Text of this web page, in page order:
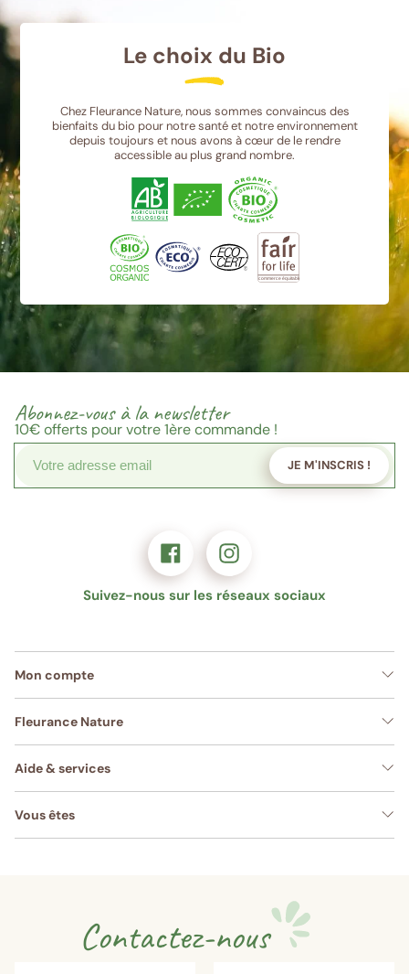
Le choix du Bio
Chez Fleurance Nature, nous sommes convaincus des
bienfaits du bio pour notre santé et notre environnement
depuis toujours et nous avons à cœur de le rendre
accessible au plus grand nombre.
Abonnez-vous à la newsletter
10€offerts pour votre 1ère commande !
JE M'INSCRIS !
Suivez-nous sur les réseaux sociaux
Mon compte
Fleurance Nature
Aide & services
Vous êtes
Contactez-nous